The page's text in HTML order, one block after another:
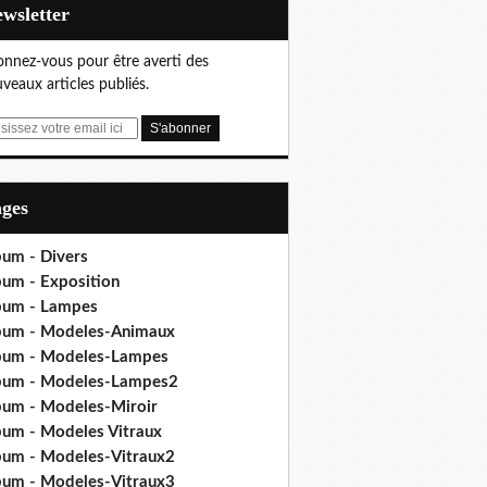
vous pour être averti des
articles publiés.
- Divers
- Exposition
- Lampes
- Modeles-Animaux
- Modeles-Lampes
- Modeles-Lampes2
- Modeles-Miroir
- Modeles Vitraux
- Modeles-Vitraux2
- Modeles-Vitraux3